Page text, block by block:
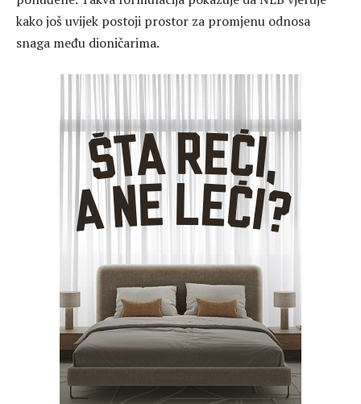
kako još uvijek postoji prostor za promjenu odnosa
snaga među dioničarima.